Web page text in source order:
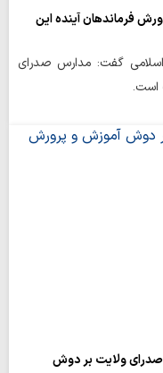
فرماندهان آینده این
اسلامی گفت: مدارس صدرای
است.
ولایت بر دوش